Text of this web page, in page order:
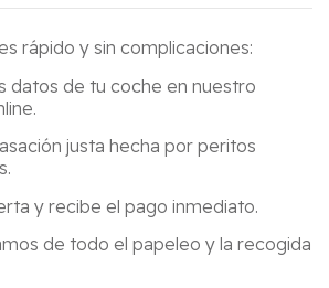
rápido y sin complicaciones:
datos de tu coche en nuestro
justa hecha por peritos
y recibe el pago inmediato.
de todo el papeleo y la recogida